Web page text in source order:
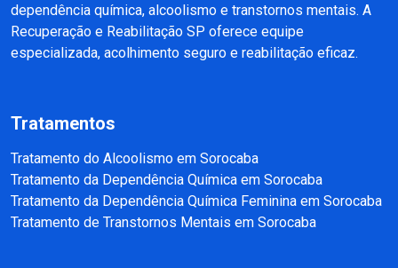
dependência química, alcoolismo e transtornos mentais. A
Recuperação e Reabilitação SP oferece equipe
especializada, acolhimento seguro e reabilitação eficaz.
Tratamentos
Tratamento do Alcoolismo em Sorocaba
Tratamento da Dependência Química em Sorocaba
Tratamento da Dependência Química Feminina em Sorocaba
Tratamento de Transtornos Mentais em Sorocaba